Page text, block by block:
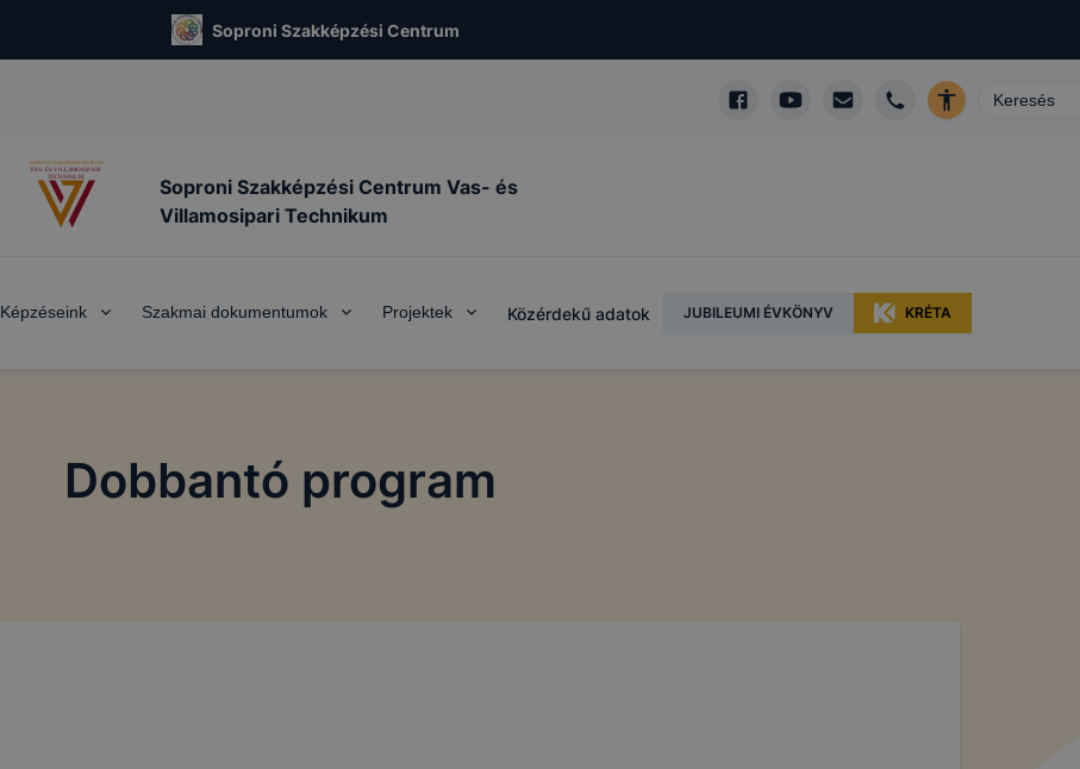
Soproni Szakképzési Centrum
Soproni Szakképzési Centrum Vas- és
Villamosipari Technikum
Képzéseink Szakmai dokumentumok Projektek Közérdekű adatok JUBILEUMI ÉVKÖNYV KRÉTA
Dobbantó program